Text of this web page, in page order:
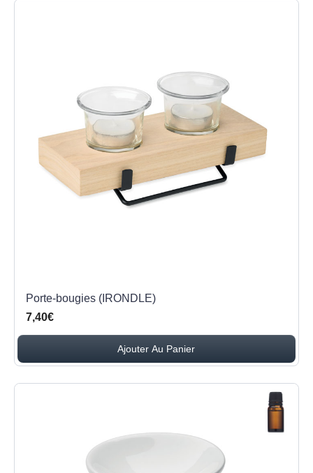
Porte-bougies (IRONDLE)
7,40€
Ajouter Au Panier